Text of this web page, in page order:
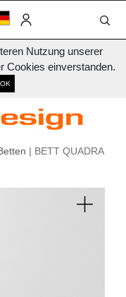
Nutzung unserer
Cookies einverstanden.
OK
| BETT QUADRA